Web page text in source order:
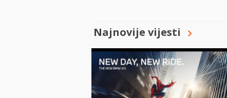
Najnovije vijesti